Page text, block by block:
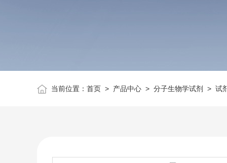
当前位置： 首页> 产品中心> 分子生物学试剂 > 试